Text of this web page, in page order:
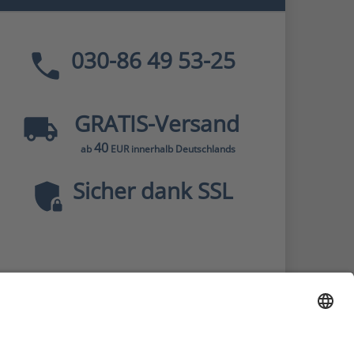
030-86 49 53-25
GRATIS-Versand
ab40EUR innerhalb Deutschlands
Sicher dank SSL